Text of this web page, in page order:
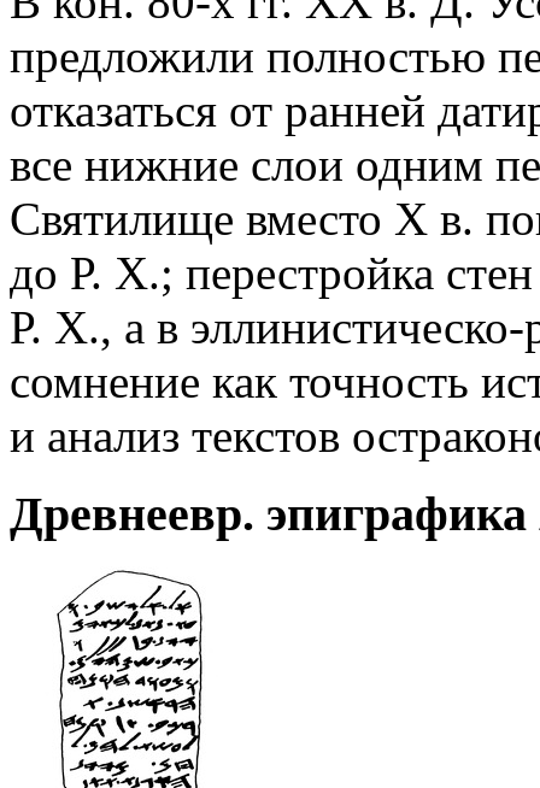
предложили полностью
отказаться от ранней
все нижние слои одним
Святилище вместо X в.
до Р. Х.; перестройка
Р. Х., а в
сомнение как точность
и анализ текстов
Древнеевр.